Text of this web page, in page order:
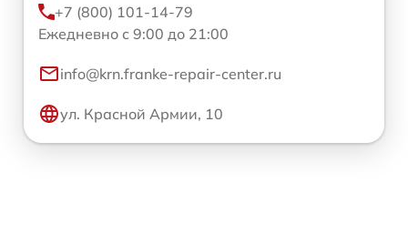
+7 (800) 101-14-79
Ежедневно с 9:00 до 21:00
info@krn.franke-repair-center.ru
ул. Красной Армии, 10